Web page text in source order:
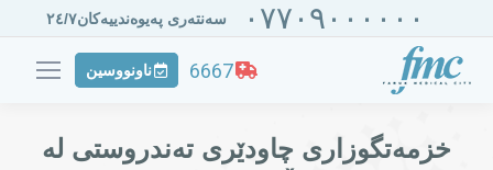
٠٧٧٠٩٠٠٠٠٠٠ سەنتەری پەیوەندییەکان٢٤/٧
6667 ناونووسین
خزمەتگوزاری چاودێری تەندروستی لە